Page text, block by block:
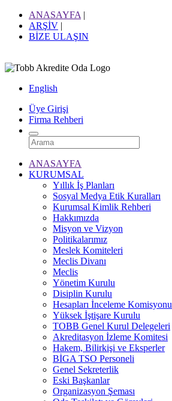
ANASAYFA |
ARŞİV |
BİZE ULAŞIN
English
Üye Girişi
Firma Rehberi
ANASAYFA
KURUMSAL
Yıllık İş Planları
Sosyal Medya Etik Kuralları
Kurumsal Kimlik Rehberi
Hakkımızda
Misyon ve Vizyon
Politikalarımız
Meslek Komiteleri
Meclis Divanı
Meclis
Yönetim Kurulu
Disiplin Kurulu
Hesapları İnceleme Komisyonu
Yüksek İştişare Kurulu
TOBB Genel Kurul Delegeleri
Akreditasyon İzleme Komitesi
Hakem, Bilirkişi ve Eksperler
BİGA TSO Personeli
Genel Sekreterlik
Eski Başkanlar
Organizasyon Şeması